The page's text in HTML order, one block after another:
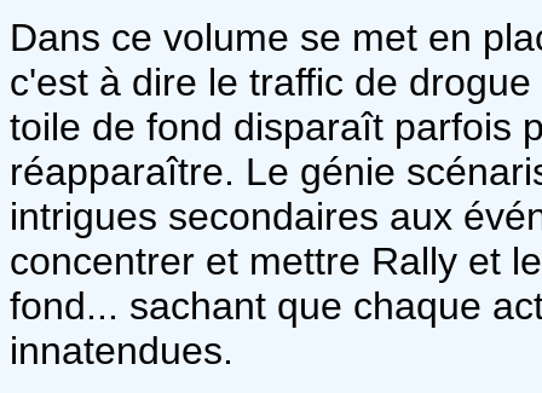
Dans ce volume se met en
c'est à dire le traffic de
toile de fond disparaît parfois
réapparaître. Le génie
intrigues secondaires aux
concentrer et mettre Rally et
fond... sachant que chaque
innatendues.